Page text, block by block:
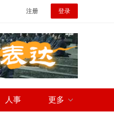
注册 登录
人事 更多